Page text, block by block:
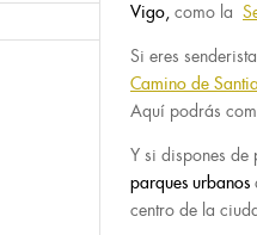
Vigo, como la
Si eres
Camino de
Aquí podrás
Y si dispones de
parques urbanos
centro de la